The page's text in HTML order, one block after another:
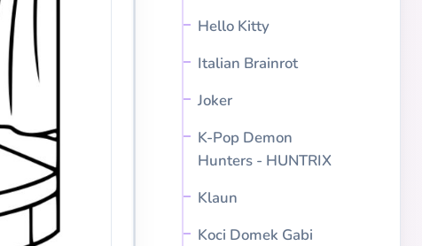
Hello Kitty
Italian Brainrot
Joker
K-Pop Demon
Hunters - HUNTRIX
Klaun
Koci Domek Gabi